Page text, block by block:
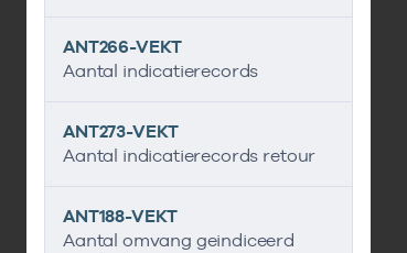
ANT266-VEKT
Aantal indicatierecords
ANT273-VEKT
Aantal indicatierecords retour
ANT188-VEKT
Aantal omvang geindiceerd